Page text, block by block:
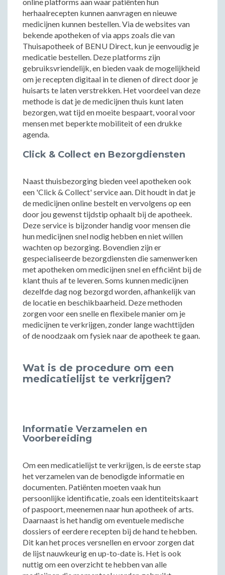
herhaalrecepten kunnen aanvragen en nieuwe
medicijnen kunnen bestellen. Via de websites van
bekende apotheken of via apps zoals die van
Thuisapotheek of BENU Direct, kun je eenvoudig je
medicatie bestellen. Deze platforms zijn
gebruiksvriendelijk, en bieden vaak de mogelijkheid
om je recepten digitaal in te dienen of direct door je
huisarts te laten verstrekken. Het voordeel van deze
methode is dat je de medicijnen thuis kunt laten
bezorgen, wat tijd en moeite bespaart, vooral voor
mensen met beperkte mobiliteit of een drukke
agenda.
Click & Collect en Bezorgdiensten
Naast thuisbezorging bieden veel apotheken ook
een 'Click & Collect' service aan. Dit houdt in dat je
de medicijnen online bestelt en vervolgens op een
door jou gewenst tijdstip ophaalt bij de apotheek.
Deze service is bijzonder handig voor mensen die
hun medicijnen snel nodig hebben en niet willen
wachten op bezorging. Bovendien zijn er
gespecialiseerde bezorgdiensten die samenwerken
met apotheken om medicijnen snel en efficiënt bij de
klant thuis af te leveren. Soms kunnen medicijnen
dezelfde dag nog bezorgd worden, afhankelijk van
de locatie en beschikbaarheid. Deze methoden
zorgen voor een snelle en flexibele manier om je
medicijnen te verkrijgen, zonder lange wachttijden
of de noodzaak om fysiek naar de apotheek te gaan.
Wat is de procedure om een
medicatielijst te verkrijgen?
Informatie Verzamelen en
Voorbereiding
Om een medicatielijst te verkrijgen, is de eerste stap
het verzamelen van de benodigde informatie en
documenten. Patiënten moeten vaak hun
persoonlijke identificatie, zoals een identiteitskaart
of paspoort, meenemen naar hun apotheek of arts.
Daarnaast is het handig om eventuele medische
dossiers of eerdere recepten bij de hand te hebben.
Dit kan het proces versnellen en ervoor zorgen dat
de lijst nauwkeurig en up-to-date is. Het is ook
nuttig om een overzicht te hebben van alle